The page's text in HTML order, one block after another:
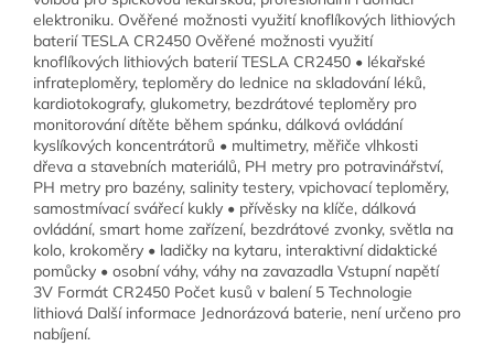
elektroniku. Ověřené možnosti využití knoflíkových lithiových
baterií TESLA CR2450 Ověřené možnosti využití
knoflíkových lithiových baterií TESLA CR2450 • lékařské
infrateploměry, teploměry do lednice na skladování léků,
kardiotokografy, glukometry, bezdrátové teploměry pro
monitorování dítěte během spánku, dálková ovládání
kyslíkových koncentrátorů • multimetry, měřiče vlhkosti
dřeva a stavebních materiálů, PH metry pro potravinářství,
PH metry pro bazény, salinity testery, vpichovací teploměry,
samostmívací svářecí kukly • přívěsky na klíče, dálková
ovládání, smart home zařízení, bezdrátové zvonky, světla na
kolo, krokoměry • ladičky na kytaru, interaktivní didaktické
pomůcky • osobní váhy, váhy na zavazadla Vstupní napětí
3V Formát CR2450 Počet kusů v balení 5 Technologie
lithiová Další informace Jednorázová baterie, není určeno pro
nabíjení.